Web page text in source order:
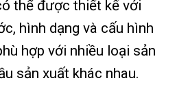
thể được thiết kế với
hình dạng và cấu hình
hợp với nhiều loại sản
sản xuất khác nhau.